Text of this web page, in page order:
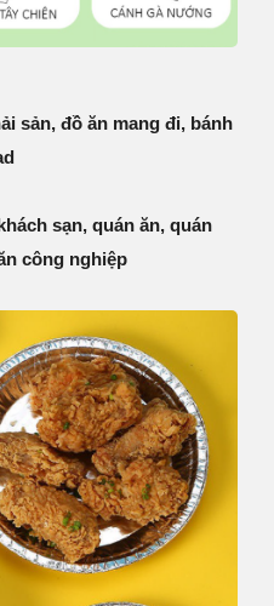
sản, đồ ăn mang đi, bánh
sạn, quán ăn, quán
công nghiệp